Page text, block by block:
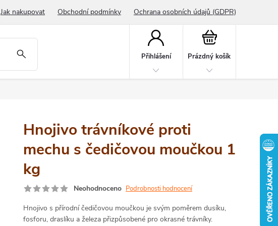
Jak nakupovat Obchodní podmínky Ochrana osobních údajů (GDPR)
Přihlášení
Nákupní
Prázdný košík
Hnojivo trávníkové proti
mechu s čedičovou moučkou 1
kg
Neohodnoceno Podrobnosti hodnocení
Hnojivo s přírodní čedičovou moučkou je svým poměrem dusíku,
fosforu, draslíku a železa přizpůsobené pro okrasné trávníky.